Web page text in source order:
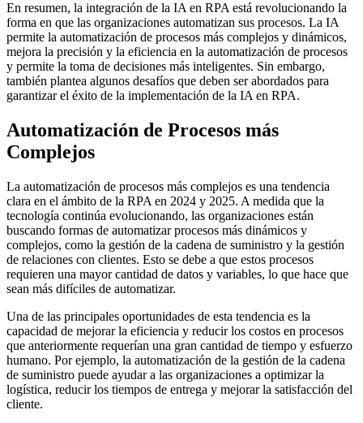
En resumen, la integración de la IA en RPA está revolucionando la
forma en que las organizaciones automatizan sus procesos. La IA
permite la automatización de procesos más complejos y dinámicos,
mejora la precisión y la eficiencia en la automatización de procesos
y permite la toma de decisiones más inteligentes. Sin embargo,
también plantea algunos desafíos que deben ser abordados para
garantizar el éxito de la implementación de la IA en RPA.
Automatización de Procesos más
Complejos
La automatización de procesos más complejos es una tendencia
clara en el ámbito de la RPA en 2024 y 2025. A medida que la
tecnología continúa evolucionando, las organizaciones están
buscando formas de automatizar procesos más dinámicos y
complejos, como la gestión de la cadena de suministro y la gestión
de relaciones con clientes. Esto se debe a que estos procesos
requieren una mayor cantidad de datos y variables, lo que hace que
sean más difíciles de automatizar.
Una de las principales oportunidades de esta tendencia es la
capacidad de mejorar la eficiencia y reducir los costos en procesos
que anteriormente requerían una gran cantidad de tiempo y esfuerzo
humano. Por ejemplo, la automatización de la gestión de la cadena
de suministro puede ayudar a las organizaciones a optimizar la
logística, reducir los tiempos de entrega y mejorar la satisfacción del
cliente.